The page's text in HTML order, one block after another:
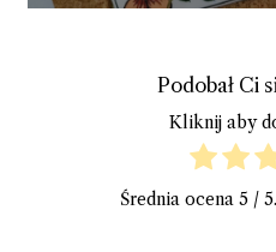
Podobał Ci
Kliknij aby
Średnia ocena 5/